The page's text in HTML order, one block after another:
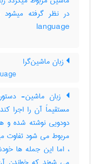
language
زبان ماشین‌گرا
زبان ماشین-
مستقیماً آن را اجرا
دودویی نوشته شده و
مربوط می شود تفاوت
، اما این جمله ها